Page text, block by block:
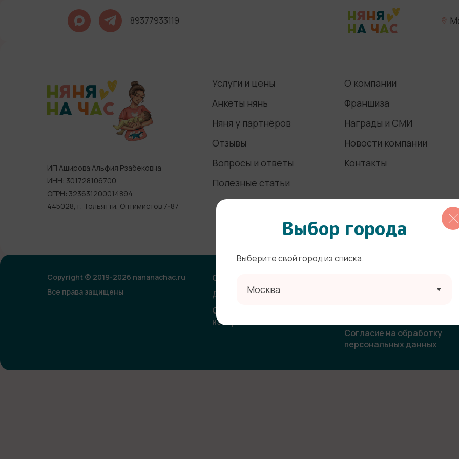
89377933119
ИП Аширова Альфия Рзабековна
ИНН: 301728106700
ОГРН: 323631200014894
445028, г. Тольятти, Оптимистов 7-87
Услуги и цены
Анкеты нянь
Няня у партнёров
Отзывы
Вопросы и ответы
Полезные статьи
О компании
Франшиза
Награды и СМИ
Новости компании
Контакты
Copyright © 2019-2026 nananachac.ru
Все права защищены
Оплата
Договор-оферта
Согласие на использование
изображения
Политика
Согласие на получение
Согласие на обработку
персональных данных
Выбор города
Выберите свой город из списка.
Москва